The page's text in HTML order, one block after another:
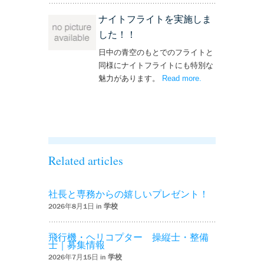
ナイトフライトを実施しま
した！！
日中の青空のもとでのフライトと
同様にナイトフライトにも特別な
魅力があります。 Read more
Related articles
社長と専務からの嬉しいプレゼント！
2026年8月1日 in 学校
飛行機・ヘリコプター 操縦士・整備
士｜募集情報
2026年7月15日 in 学校